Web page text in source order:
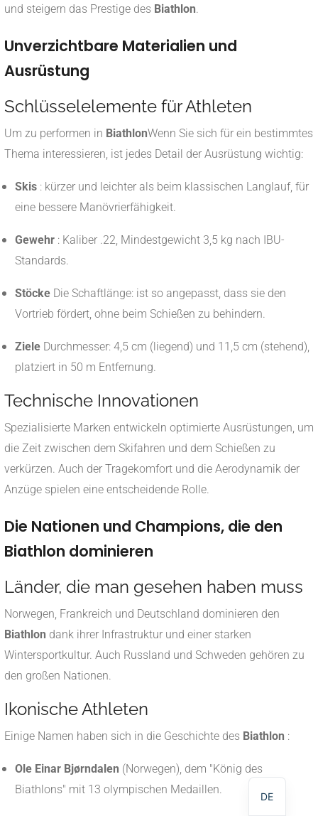
und steigern das Prestige des Biathlon.
Unverzichtbare Materialien und
Ausrüstung
Schlüsselelemente für Athleten
Um zu performen in BiathlonWenn Sie sich für ein bestimmtes
Thema interessieren, ist jedes Detail der Ausrüstung wichtig:
Skis : kürzer und leichter als beim klassischen Langlauf, für
eine bessere Manövrierfähigkeit.
Gewehr : Kaliber .22, Mindestgewicht 3,5 kg nach IBU-
Standards.
Stöcke Die Schaftlänge: ist so angepasst, dass sie den
Vortrieb fördert, ohne beim Schießen zu behindern.
Ziele Durchmesser: 4,5 cm (liegend) und 11,5 cm (stehend),
platziert in 50 m Entfernung.
Technische Innovationen
Spezialisierte Marken entwickeln optimierte Ausrüstungen, um
die Zeit zwischen dem Skifahren und dem Schießen zu
verkürzen. Auch der Tragekomfort und die Aerodynamik der
Anzüge spielen eine entscheidende Rolle.
Die Nationen und Champions, die den
Biathlon dominieren
Länder, die man gesehen haben muss
Norwegen, Frankreich und Deutschland dominieren den
Biathlon dank ihrer Infrastruktur und einer starken
Wintersportkultur. Auch Russland und Schweden gehören zu
den großen Nationen.
Ikonische Athleten
Einige Namen haben sich in die Geschichte des Biathlon :
Ole Einar Bjørndalen (Norwegen), dem "König des
Biathlons" mit 13 olympischen Medaillen.
DE
FR